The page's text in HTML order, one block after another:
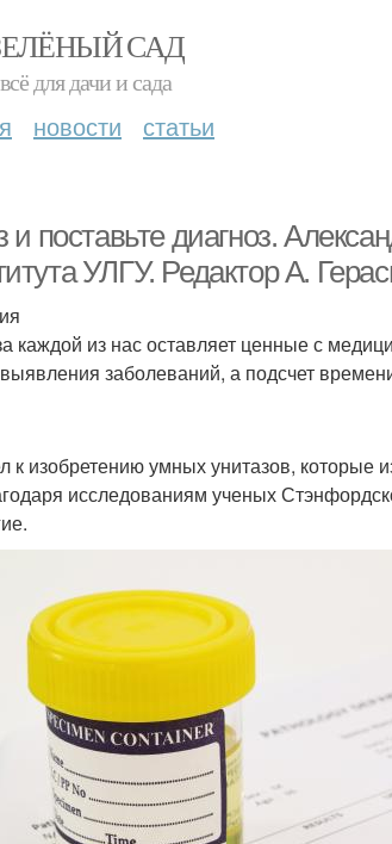
САД
всё для дачи и сада
новости статьи
и поставьте диагноз.
УЛГУ. Редактор А.
каждой из нас оставляет ценные с
заболеваний, а подсчет
к изобретению умных унитазов, которые
исследованиям ученых